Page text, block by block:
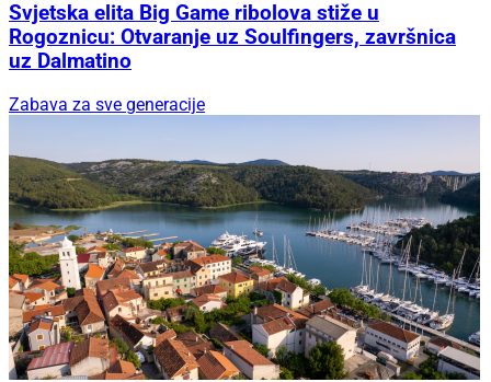
Svjetska elita Big Game ribolova stiže u
Rogoznicu: Otvaranje uz Soulfingers, završnica
uz Dalmatino
Zabava za sve generacije